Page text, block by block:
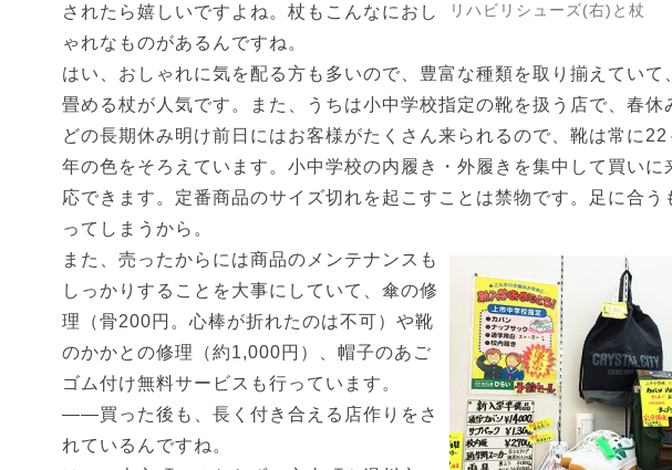
リハビリシューズ(右)と杖
されたら嬉しいですよね。杖もこんなにおし
ゃれなものがあるんですね。
はい、おしゃれに気を配る方も多いので、豊富な種類を取り揃えていて
畳める杖が人気です。また、うちは小中学校指定の靴を扱う店で、春休
どの長期休み明け前日にはお客様がたくさん来られるので、靴は常に
年の色をそろえています。小中学校の内履き・外履きを集中して買いに
応できます。定番商品のサイズ切れを起こすことは禁物です。足に合う
ってしまうから。
また、売ったからには商品のメンテナンスも
しっかりすることを大事にしていて、傘の修
理（骨200円。心棒が折れたのは不可）や靴
のかかとの修理（約1,000円）、帽子のあご
ゴム付け無料サービスも行っています。
――買った後も、長く付き合える店作りをさ
れているんですね。